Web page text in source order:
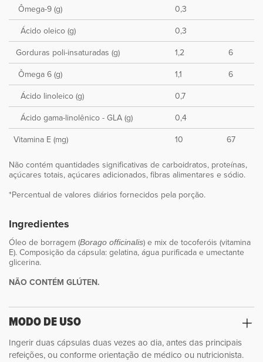
Ômega-9 (g)
0,3
Ácido oleico (g)
0,3
Gorduras poli-insaturadas (g)
1,2
6
Ômega 6 (g)
1,1
6
Ácido linoleico (g)
0,7
Ácido gama-linolênico - GLA (g)
0,4
Vitamina E (mg)
10 67
Não contém quantidades significativas de carboidratos, proteínas,
açúcares totais, açúcares adicionados, fibras alimentares e sódio.
*Percentual de valores diários fornecidos pela porção.
Ingredientes
Óleo de borragem (Borago officinalis) e mix de tocoferóis (vitamina
E). Composição da cápsula: gelatina, água purificada e umectante
glicerina.
NÃO CONTÉM GLÚTEN.
MODO DE USO
Ingerir duas cápsulas duas vezes ao dia, antes das principais
refeições, ou conforme orientação de médico ou nutricionista.